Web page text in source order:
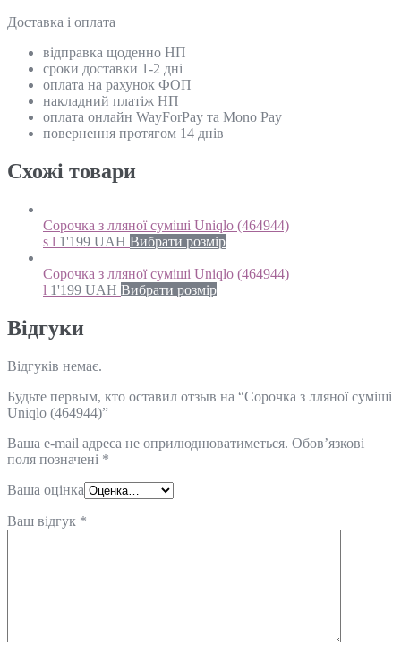
Доставка і оплата
відправка щоденно НП
сроки доставки 1-2 дні
оплата на рахунок ФОП
накладний платіж НП
оплата онлайн WayForPay та Mono Pay
повернення протягом 14 днів
Схожi товари
Сорочка з лляної суміші Uniqlo (464944)
s l 1'199 UAH Вибрати розмір
Сорочка з лляної суміші Uniqlo (464944)
l 1'199 UAH Вибрати розмір
Відгуки
Відгуків немає.
Будьте первым, кто оставил отзыв на “Сорочка з лляної суміші
Uniqlo (464944)”
Ваша e-mail адреса не оприлюднюватиметься. Обов’язкові
поля позначені *
Ваша оцінка
Ваш відгук *